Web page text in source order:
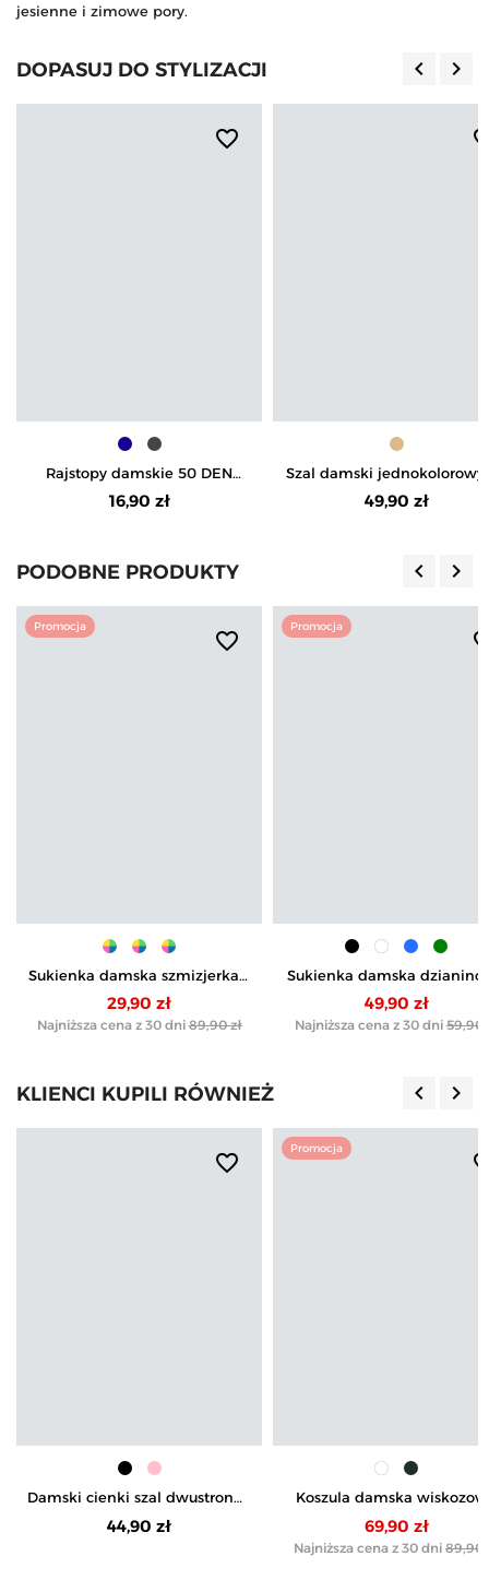
jesienne i zimowe pory.
DOPASUJ DO STYLIZACJI keyboard_arrow_left keyboard_arrow_right
favorite_border
Rajstopy damskie 50 DEN
Rihanna
16,90 zł
Szal damski jednokolorowy
sezon jesienno-zimowy
49,90 zł
PODOBNE PRODUKTY keyboard_arrow_left keyboard_arrow_right
Promocja
favorite_border
Sukienka damska szmizjerka z
paskiem ze 100% wiskozy
29,90 zł
Najniższa cena z 30 dni 89,90 zł
Promocja
Sukienka damska
z rozcięciami po bokach
49,90 zł
Najniższa cena z 30 dni 59,90
KLIENCI KUPILI RÓWNIEŻ keyboard_arrow_left keyboard_arrow_right
favorite_border
Damski cienki szal dwustronny
z frędzlami
44,90 zł
Promocja
Koszula damska
oversize z wydłużonym
69,90 zł
Najniższa cena z 30 dni 89,90